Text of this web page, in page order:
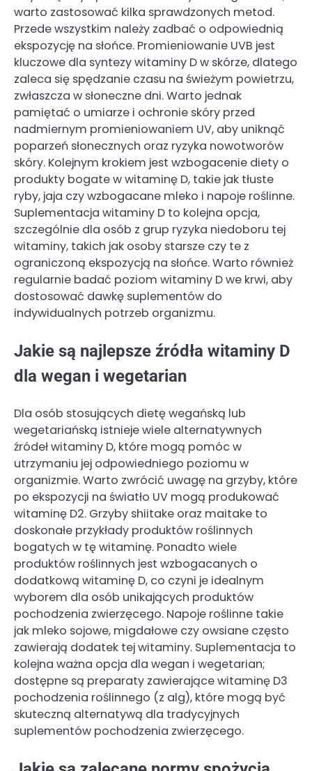
warto zastosować kilka sprawdzonych metod.
Przede wszystkim należy zadbać o odpowiednią
ekspozycję na słońce. Promieniowanie UVB jest
kluczowe dla syntezy witaminy D w skórze, dlatego
zaleca się spędzanie czasu na świeżym powietrzu,
zwłaszcza w słoneczne dni. Warto jednak
pamiętać o umiarze i ochronie skóry przed
nadmiernym promieniowaniem UV, aby uniknąć
poparzeń słonecznych oraz ryzyka nowotworów
skóry. Kolejnym krokiem jest wzbogacenie diety o
produkty bogate w witaminę D, takie jak tłuste
ryby, jaja czy wzbogacane mleko i napoje roślinne.
Suplementacja witaminy D to kolejna opcja,
szczególnie dla osób z grup ryzyka niedoboru tej
witaminy, takich jak osoby starsze czy te z
ograniczoną ekspozycją na słońce. Warto również
regularnie badać poziom witaminy D we krwi, aby
dostosować dawkę suplementów do
indywidualnych potrzeb organizmu.
Jakie są najlepsze źródła witaminy D
dla wegan i wegetarian
Dla osób stosujących dietę wegańską lub
wegetariańską istnieje wiele alternatywnych
źródeł witaminy D, które mogą pomóc w
utrzymaniu jej odpowiedniego poziomu w
organizmie. Warto zwrócić uwagę na grzyby, które
po ekspozycji na światło UV mogą produkować
witaminę D2. Grzyby shiitake oraz maitake to
doskonałe przykłady produktów roślinnych
bogatych w tę witaminę. Ponadto wiele
produktów roślinnych jest wzbogacanych o
dodatkową witaminę D, co czyni je idealnym
wyborem dla osób unikających produktów
pochodzenia zwierzęcego. Napoje roślinne takie
jak mleko sojowe, migdałowe czy owsiane często
zawierają dodatek tej witaminy. Suplementacja to
kolejna ważna opcja dla wegan i wegetarian;
dostępne są preparaty zawierające witaminę D3
pochodzenia roślinnego (z alg), które mogą być
skuteczną alternatywą dla tradycyjnych
suplementów pochodzenia zwierzęcego.